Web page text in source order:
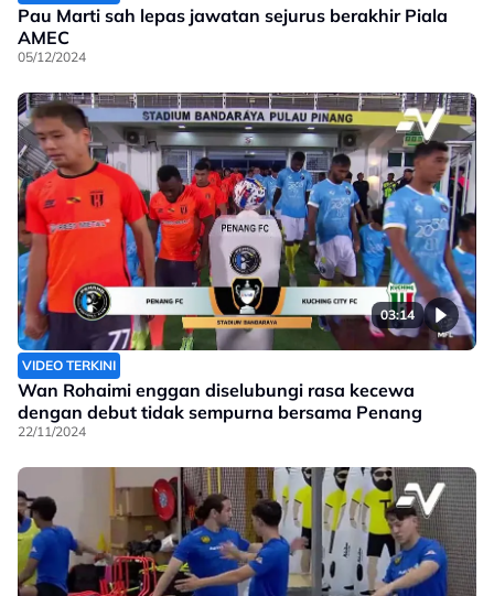
Pau Marti sah lepas jawatan sejurus berakhir Piala
AMEC
05/12/2024
03:14
VIDEO TERKINI
Wan Rohaimi enggan diselubungi rasa kecewa
dengan debut tidak sempurna bersama Penang
22/11/2024